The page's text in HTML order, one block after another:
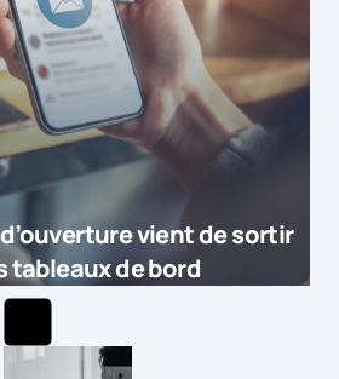
vient de sortir
tableaux de bord